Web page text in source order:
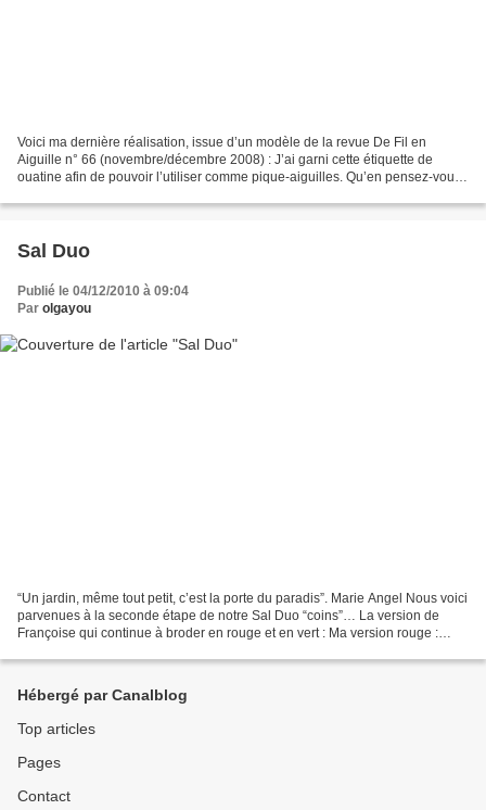
Voici ma dernière réalisation, issue d’un modèle de la revue De Fil en
Aiguille n° 66 (novembre/décembre 2008) : J’ai garni cette étiquette de
ouatine afin de pouvoir l’utiliser comme pique-aiguilles. Qu’en pensez-vous
Sal Duo
Publié le 04/12/2010 à 09:04
Par olgayou
“Un jardin, même tout petit, c’est la porte du paradis”. Marie Angel Nous voici
parvenues à la seconde étape de notre Sal Duo “coins”… La version de
Françoise qui continue à broder en rouge et en vert : Ma version rouge :
Hébergé par Canalblog
Top articles
Pages
Contact